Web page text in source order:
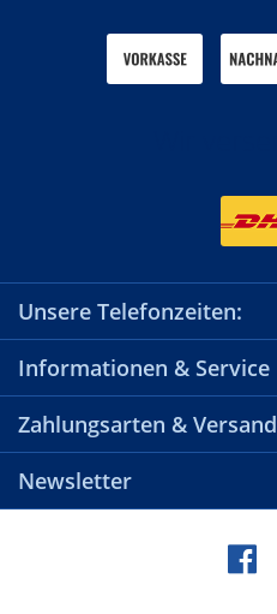
Unsere Telefonzeiten:
Informationen & Service
Zahlungsarten & Versand
Newsletter